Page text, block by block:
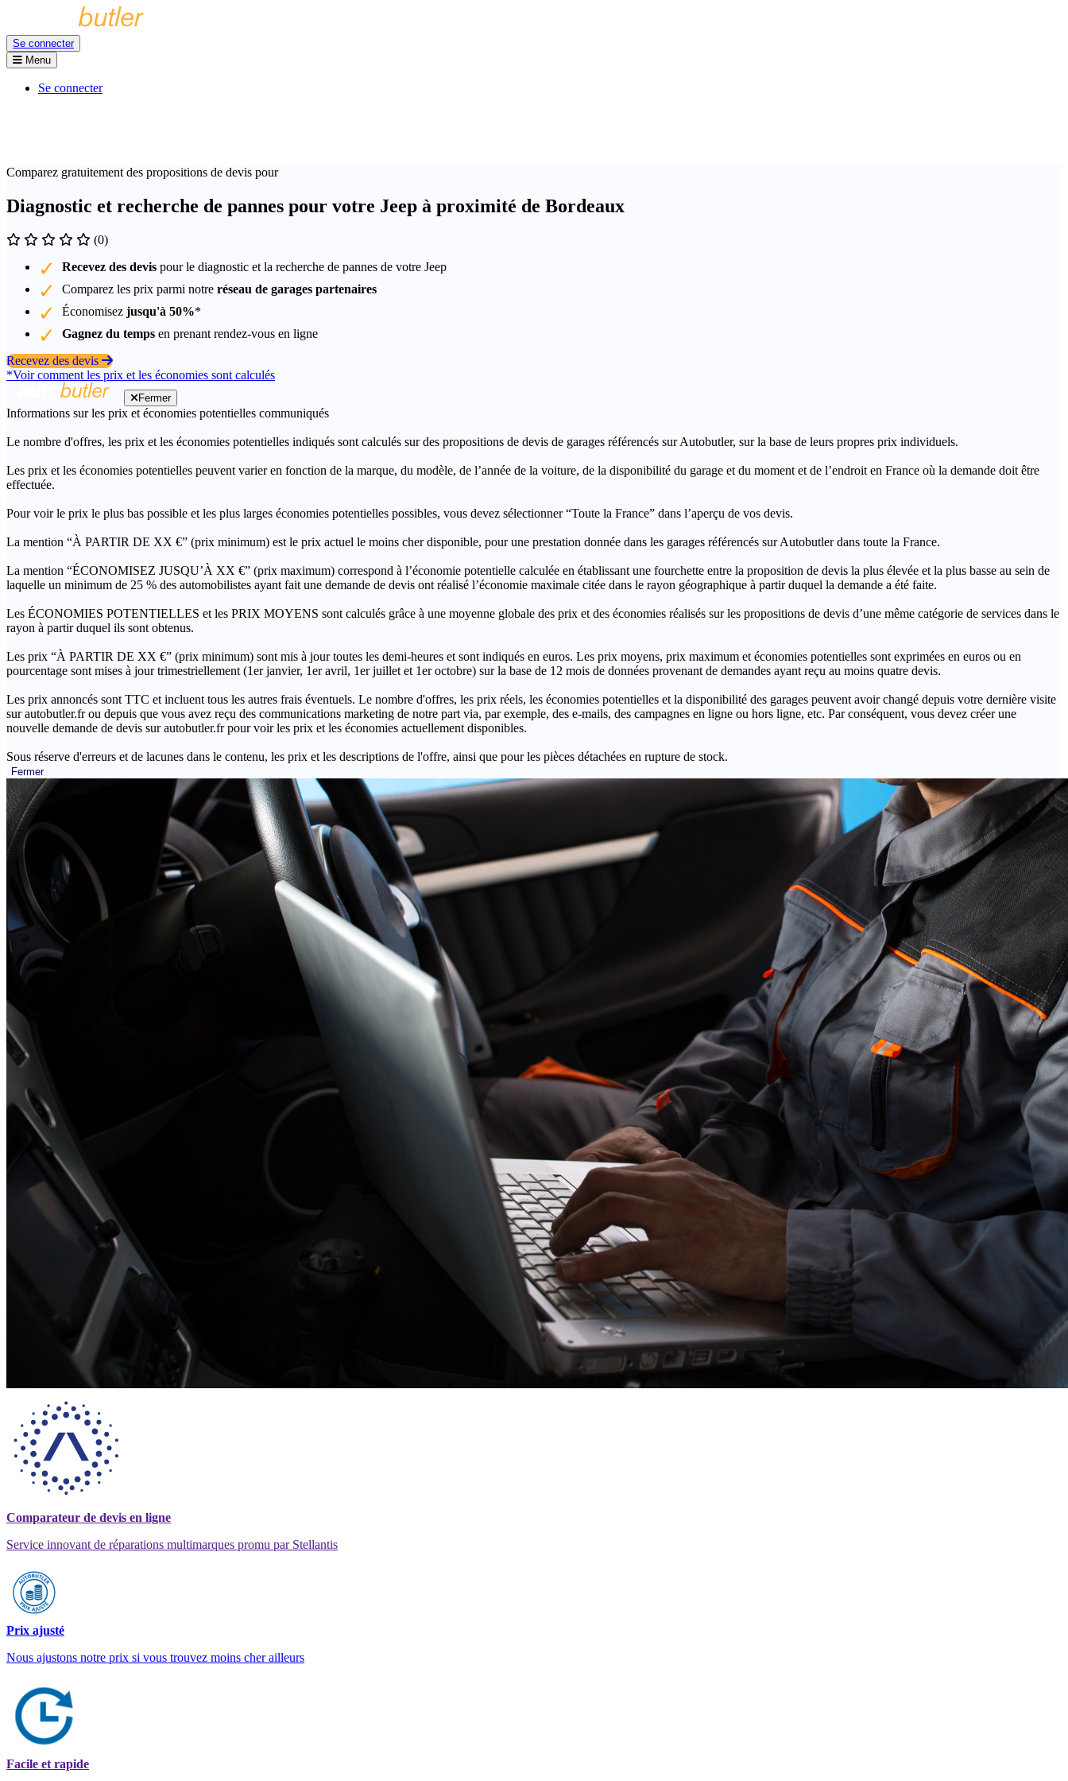
Se connecter
Menu
Se connecter
Comparez gratuitement des propositions de devis pour
Diagnostic et recherche de pannes pour votre Jeep à proximité de Bordeaux
(0)
Recevez des devis pour le diagnostic et la recherche de pannes de votre Jeep
Comparez les prix parmi notre réseau de garages partenaires
Économisez jusqu'à 50%*
Gagnez du temps en prenant rendez-vous en ligne
Recevez des devis
*Voir comment les prix et les économies sont calculés
Fermer
Informations sur les prix et économies potentielles communiqués
Le nombre d'offres, les prix et les économies potentielles indiqués sont calculés sur des propositions de devis de garages référencés sur Autobutler, sur la base de leurs propres prix individuels.
Les prix et les économies potentielles peuvent varier en fonction de la marque, du modèle, de l’année de la voiture, de la disponibilité du garage et du moment et de l’endroit en France où la demande doit être
effectuée.
Pour voir le prix le plus bas possible et les plus larges économies potentielles possibles, vous devez sélectionner “Toute la France” dans l’aperçu de vos devis.
La mention “À PARTIR DE XX €” (prix minimum) est le prix actuel le moins cher disponible, pour une prestation donnée dans les garages référencés sur Autobutler dans toute la France.
La mention “ÉCONOMISEZ JUSQU’À XX €” (prix maximum) correspond à l’économie potentielle calculée en établissant une fourchette entre la proposition de devis la plus élevée et la plus basse au sein de
laquelle un minimum de 25 % des automobilistes ayant fait une demande de devis ont réalisé l’économie maximale citée dans le rayon géographique à partir duquel la demande a été faite.
Les ÉCONOMIES POTENTIELLES et les PRIX MOYENS sont calculés grâce à une moyenne globale des prix et des économies réalisés sur les propositions de devis d’une même catégorie de services dans le
rayon à partir duquel ils sont obtenus.
Les prix “À PARTIR DE XX €” (prix minimum) sont mis à jour toutes les demi-heures et sont indiqués en euros. Les prix moyens, prix maximum et économies potentielles sont exprimées en euros ou en
pourcentage sont mises à jour trimestriellement (1er janvier, 1er avril, 1er juillet et 1er octobre) sur la base de 12 mois de données provenant de demandes ayant reçu au moins quatre devis.
Les prix annoncés sont TTC et incluent tous les autres frais éventuels. Le nombre d'offres, les prix réels, les économies potentielles et la disponibilité des garages peuvent avoir changé depuis votre dernière visite
sur autobutler.fr ou depuis que vous avez reçu des communications marketing de notre part via, par exemple, des e-mails, des campagnes en ligne ou hors ligne, etc. Par conséquent, vous devez créer une
nouvelle demande de devis sur autobutler.fr pour voir les prix et les économies actuellement disponibles.
Sous réserve d'erreurs et de lacunes dans le contenu, les prix et les descriptions de l'offre, ainsi que pour les pièces détachées en rupture de stock.
Fermer
Comparateur de devis en ligne
Service innovant de réparations multimarques promu par Stellantis
Prix ajusté
Nous ajustons notre prix si vous trouvez moins cher ailleurs
Facile et rapide